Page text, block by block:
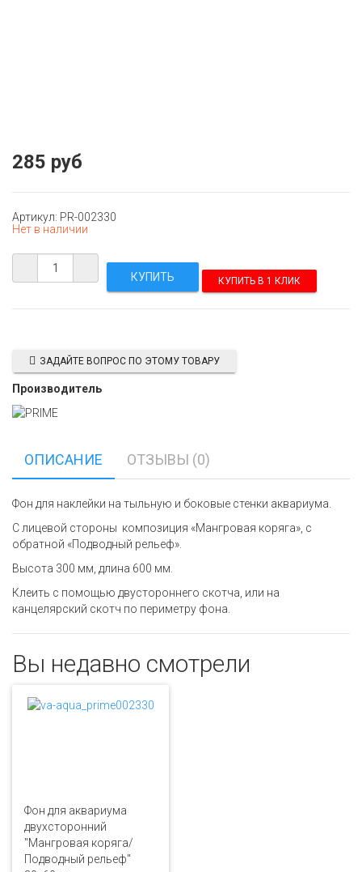
285 руб
Артикул: PR-002330
Нет в наличии
КУПИТЬ В 1 КЛИК
ЗАДАЙТЕ ВОПРОС ПО ЭТОМУ ТОВАРУ
Производитель
ОПИСАНИЕ ОТЗЫВЫ (0)
Фон для наклейки на тыльную и боковые стенки аквариума.
С лицевой стороны композиция «Мангровая коряга», с
обратной «Подводный рельеф».
Высота 300 мм, длина 600 мм.
Клеить с помощью двустороннего скотча, или на
канцелярский скотч по периметру фона.
Вы недавно смотрели
Фон для аквариума
двухсторонний
"Мангровая коряга/
Подводный рельеф"